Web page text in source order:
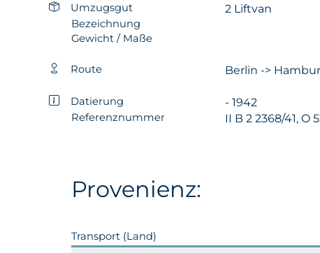
Umzugsgut 2 Liftvan
Bezeichnung
Gewicht / Maße
Route Berlin ->
Datierung - 1942
Referenznummer II B 2 2368/41, O
Provenienz:
Transport (Land)